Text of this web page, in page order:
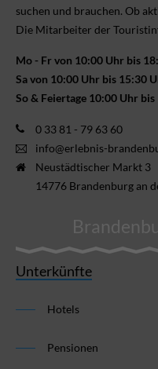
suchen und brauchen. Ob
Die Mitarbeiter der
Mo - Fr von 10:00 Uhr bis
Sa von 10:00 Uhr bis 15:30
So & Feiertage 10:00 Uhr
0 33 81 - 79 63 60
info@erlebnis-
Neustädtischer Markt 3
14776 Brandenburg an
Unterkünfte
Hotels
Pensionen